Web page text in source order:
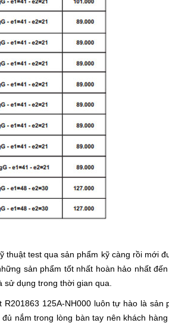
thuật test qua sản phẩm kỹ càng rồi mới
sản phẩm tốt nhất hoàn hảo nhất
dụng trong thời gian qua.
125A-NH000 luôn tự hào là sản
nắm trong lòng bàn tay nên khách